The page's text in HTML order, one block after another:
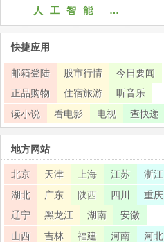
人工智能 …
快捷应用
邮箱登陆 股市行情
今日要闻
正品购物
住宿旅游
听音乐
读小说
看电影 电视 查快递
地方网站
北京 天津 上海 江苏
浙江
湖北
广东 陕西 四川
重庆
辽宁
黑龙江 湖南
安徽
山西
吉林 福建 河南
河北